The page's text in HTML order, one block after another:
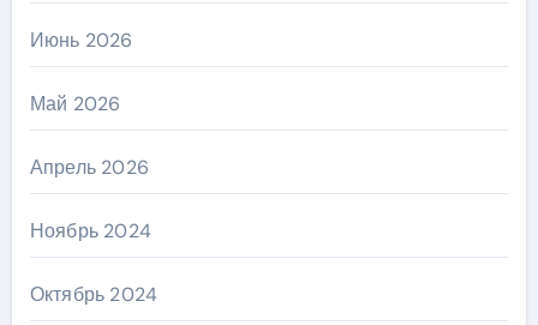
Июнь 2026
Май 2026
Апрель 2026
Ноябрь 2024
Октябрь 2024